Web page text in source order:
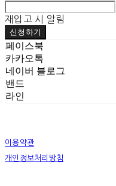
재입고 시 알림
신청하기
페이스북
카카오톡
네이버 블로그
밴드
라인
이용약관
개인정보처리방침